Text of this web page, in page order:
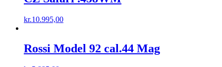
kr.10.995,00
Rossi Model 92 cal.44 Mag